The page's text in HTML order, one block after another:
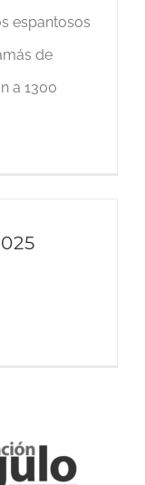
espantosos
de
a 1300